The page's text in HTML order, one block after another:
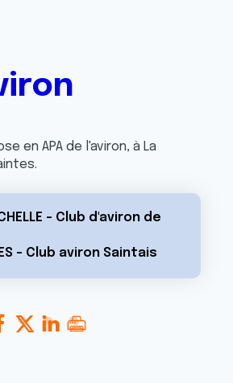
en APA de l'aviron, à La
- Club d'aviron de
- Club aviron Saintais